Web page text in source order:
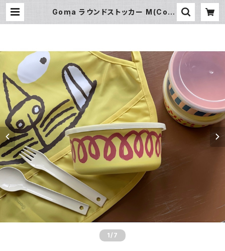
Goma ラウンドストッカー M(Cod
1 /7